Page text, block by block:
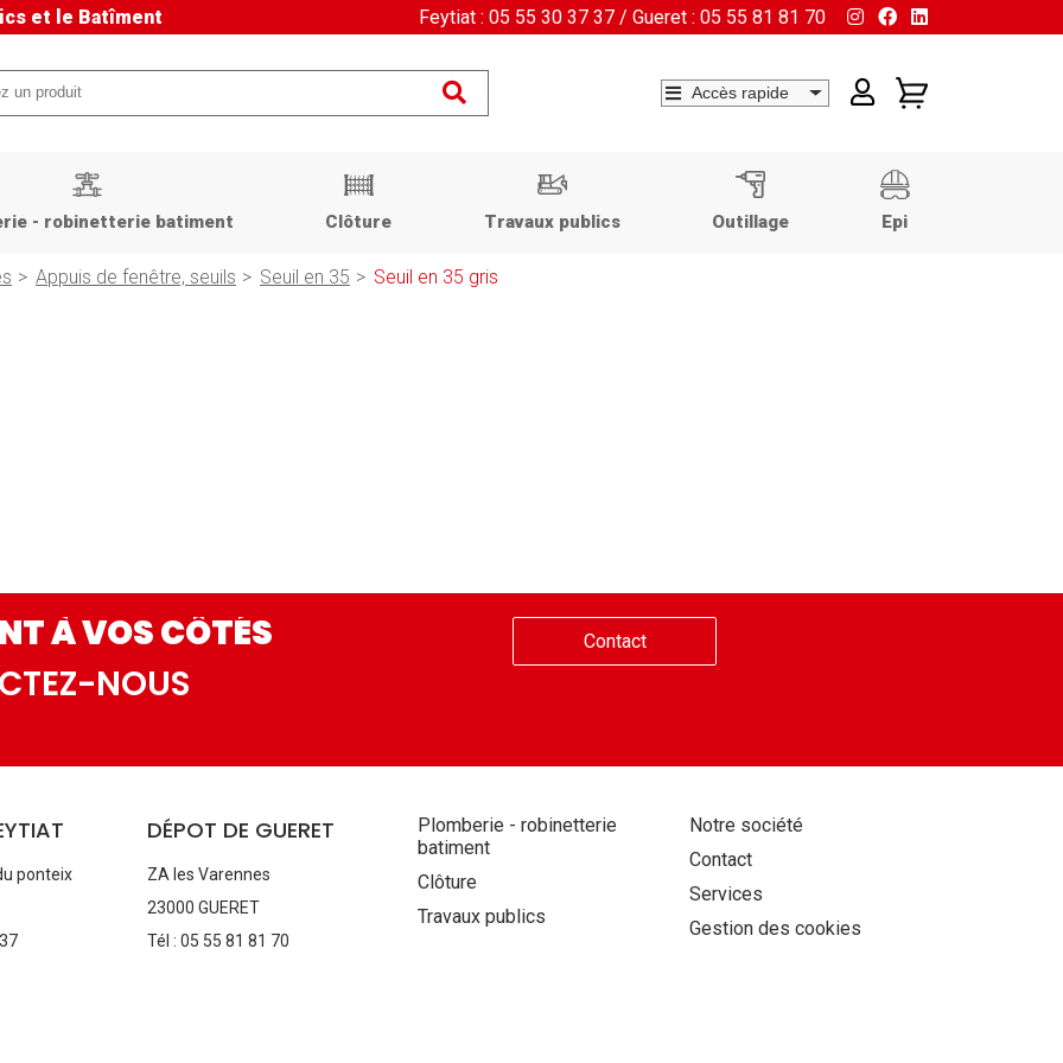
et le Batîment Feytiat : 05 55 30 37 37 / Gueret : 05 55 81 81 70
- robinetterie batiment Clôture Travaux publics Outillage Epi
Appuis de fenêtre, seuils Seuil en 35 Seuil en 35 gris
À VOS CÔTÉS
NOUS
Contact
ponteix
DÉPOT DE GUERET
ZA les Varennes
23000 GUERET
Tél : 05 55 81 81 70
Aller
au
contenu
Plomberie - robinetterie
batiment
Clôture
Travaux publics
Aller
au
contenu
Notre société
Contact
Services
Gestion des cookies